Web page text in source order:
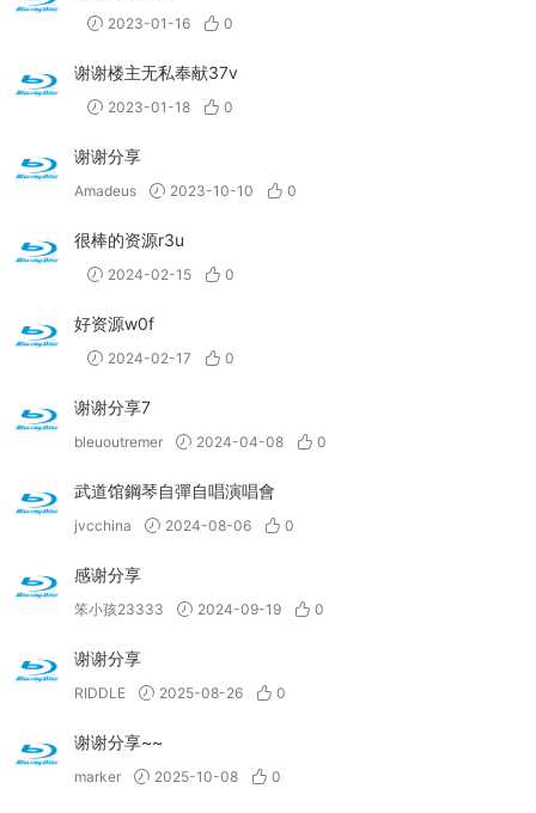
2023-01-16 0
谢谢楼主无私奉献37v
2023-01-18 0
谢谢分享
Amadeus 2023-10-10 0
很棒的资源r3u
2024-02-15 0
好资源w0f
2024-02-17 0
谢谢分享7
bleuoutremer 2024-04-08 0
武道馆鋼琴自彈自唱演唱會
jvcchina 2024-08-06 0
感谢分享
笨小孩23333 2024-09-19 0
谢谢分享
RIDDLE 2025-08-26 0
谢谢分享~~
marker 2025-10-08 0